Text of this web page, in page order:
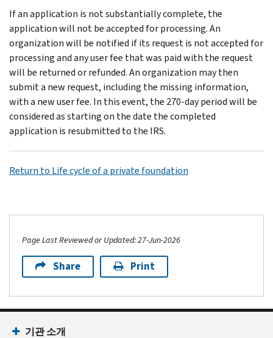
If an application is not substantially complete, the
application will not be accepted for processing. An
organization will be notified if its request is not accepted for
processing and any user fee that was paid with the request
will be returned or refunded. An organization may then
submit a new request, including the missing information,
with a new user fee. In this event, the 270-day period will be
considered as starting on the date the completed
application is resubmitted to the IRS.
Return to Life cycle of a private foundation
Page Last Reviewed or Updated: 27-Jun-2026
Share Print
기관 소개